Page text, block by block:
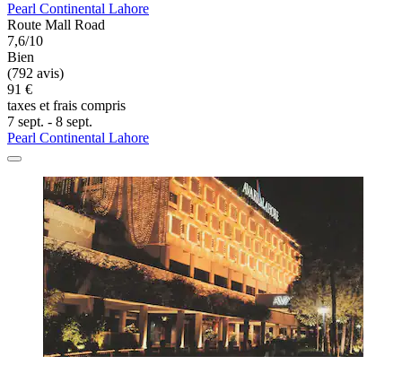
Pearl Continental Lahore
Route Mall Road
7,6/10
Bien
(792 avis)
91 €
taxes et frais compris
7 sept. - 8 sept.
Pearl Continental Lahore